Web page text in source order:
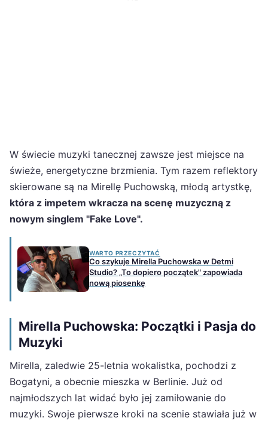
W świecie muzyki tanecznej zawsze jest miejsce na
świeże, energetyczne brzmienia. Tym razem reflektory
skierowane są na Mirellę Puchowską, młodą artystkę,
która z impetem wkracza na scenę muzyczną z
nowym singlem "Fake Love".
WARTO PRZECZYTAĆ
Co szykuje Mirella Puchowska w Detmi
Studio? „To dopiero początek" zapowiada
nową piosenkę
Mirella Puchowska: Początki i Pasja do
Muzyki
Mirella, zaledwie 25-letnia wokalistka, pochodzi z
Bogatyni, a obecnie mieszka w Berlinie. Już od
najmłodszych lat widać było jej zamiłowanie do
muzyki. Swoje pierwsze kroki na scenie stawiała już w